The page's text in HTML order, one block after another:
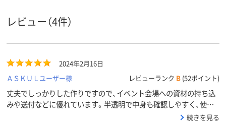
スコア
95
レビュー（4件）
2024年2月16日
ＡＳＫＵＬユーザー様
レビューランク B (52ポイント)
丈夫でしっかりした作りですので、イベント会場への資材の持ち込
みや送付などに優れています。半透明で中身も確認しやすく、使用
続きを見る